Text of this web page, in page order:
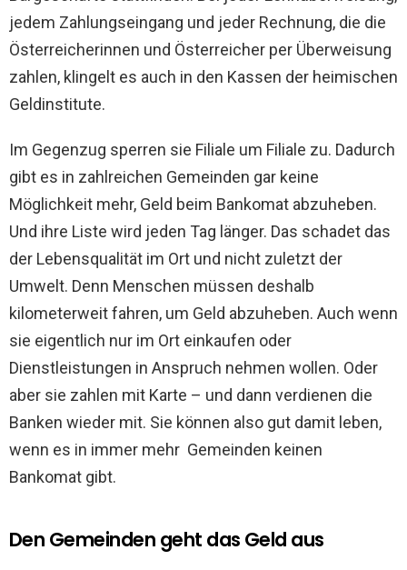
jedem Zahlungseingang und jeder Rechnung, die die
Österreicherinnen und Österreicher per Überweisung
zahlen, klingelt es auch in den Kassen der heimischen
Geldinstitute.
Im Gegenzug sperren sie Filiale um Filiale zu. Dadurch
gibt es in zahlreichen Gemeinden gar keine
Möglichkeit mehr, Geld beim Bankomat abzuheben.
Und ihre Liste wird jeden Tag länger. Das schadet das
der Lebensqualität im Ort und nicht zuletzt der
Umwelt. Denn Menschen müssen deshalb
kilometerweit fahren, um Geld abzuheben. Auch wenn
sie eigentlich nur im Ort einkaufen oder
Dienstleistungen in Anspruch nehmen wollen. Oder
aber sie zahlen mit Karte – und dann verdienen die
Banken wieder mit. Sie können also gut damit leben,
wenn es in immer mehr Gemeinden keinen
Bankomat gibt.
Den Gemeinden geht das Geld aus